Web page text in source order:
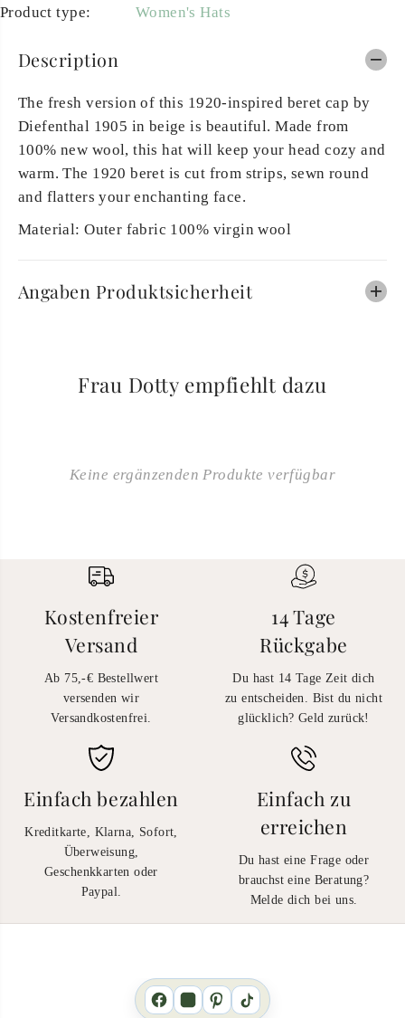
Product type: Women's Hats
Description
The fresh version of this 1920-inspired beret cap by
Diefenthal 1905 in beige is beautiful. Made from
100% new wool, this hat will keep your head cozy and
warm. The 1920 beret is cut from strips, sewn round
and flatters your enchanting face.
Material: Outer fabric 100% virgin wool
Angaben Produktsicherheit
Frau Dotty empfiehlt dazu
Keine ergänzenden Produkte verfügbar
Kostenfreier
Versand
Ab 75,-€ Bestellwert
versenden wir
Versandkostenfrei.
14 Tage
Rückgabe
Du hast 14 Tage Zeit dich
zu entscheiden. Bist du nicht
glücklich? Geld zurück!
Einfach bezahlen
Kreditkarte, Klarna, Sofort,
Überweisung,
Geschenkkarten oder
Paypal.
Einfach zu
erreichen
Du hast eine Frage oder
brauchst eine Beratung?
Melde dich bei uns.